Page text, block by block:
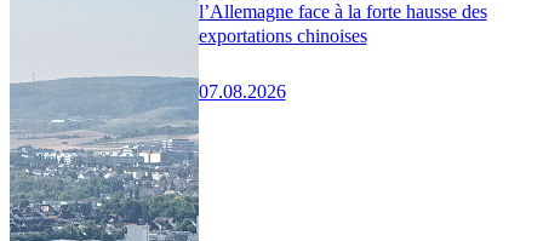
l’Allemagne face à la forte hausse des
exportations chinoises
07.08.2026